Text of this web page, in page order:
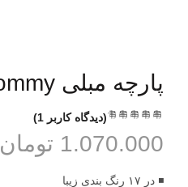
پارچه مبلی Tommy
(دیدگاه کاربر 1
)
1.070.000 تومان
◾️ در ۱۷ رنگ بندی زیبا